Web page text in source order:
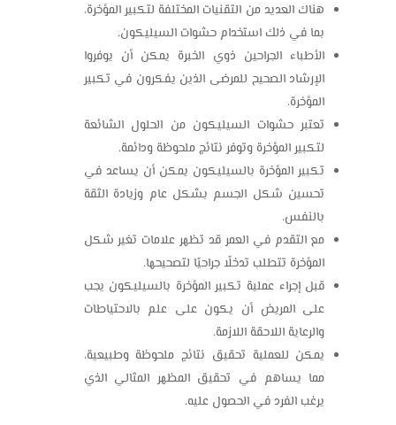
هناك العديد من التقنيات المختلفة لتكبير المؤخرة،
بما في ذلك استخدام حشوات السيليكون.
الأطباء الجراحين ذوي الخبرة يمكن أن يوفروا
الإرشاد الصحيح للمرضى الذين يفكرون في تكبير
المؤخرة.
تعتبر حشوات السيليكون من الحلول الشائعة
لتكبير المؤخرة وتوفر نتائج ملحوظة ودائمة.
تكبير المؤخرة بالسيليكون يمكن أن يساعد في
تحسين شكل الجسم بشكل عام وزيادة الثقة
بالنفس.
مع التقدم في العمر قد تظهر علامات تغير شكل
المؤخرة تتطلب تدخلًا جراحيًا لتصحيحها.
قبل إجراء عملية تكبير المؤخرة بالسيليكون يجب
على المريض أن يكون على علم بالاحتياطات
والرعاية اللاحقة اللازمة.
يمكن للعملية تحقيق نتائج ملحوظة وطبيعية،
مما يساهم في تحقيق المظهر المثالي الذي
يرغب الفرد في الحصول عليه.